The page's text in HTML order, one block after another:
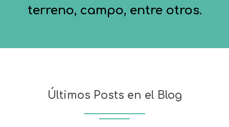
terreno, campo, entre otros.
Últimos Posts en el Blog